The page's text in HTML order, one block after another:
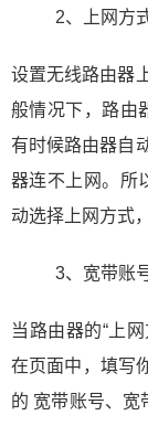
2、上网方
设置无线路由器
般情况下，路由
有时候路由器自
器连不上网。所
动选择上网方式
3、宽带账
当路由器的“上
在页面中，填写
的 宽带账号、宽